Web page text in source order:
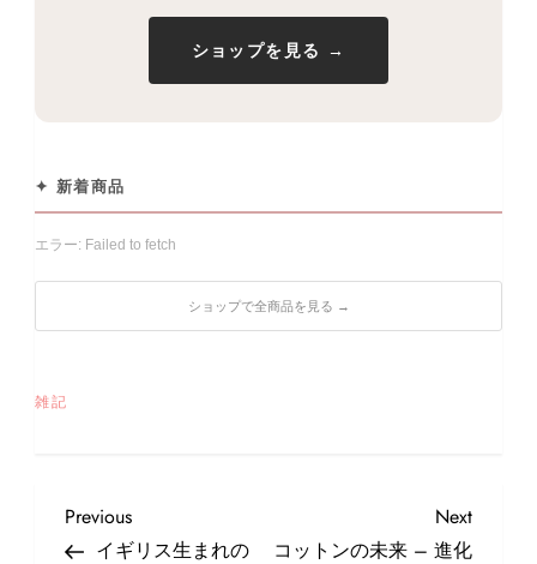
ショップを見る →
✦ 新着商品
エラー: Failed to fetch
ショップで全商品を見る →
雑記
投
稿
Previous
Post
Previous
イギリス生まれの
Next
Post
Next
コットンの未来 – 進化